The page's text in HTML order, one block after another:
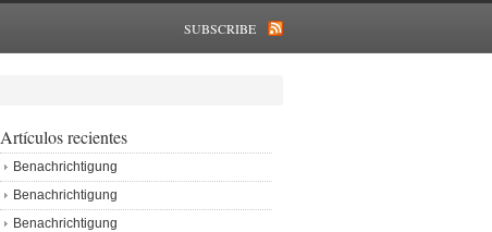
SUBSCRIBE
Artículos recientes
Benachrichtigung
Benachrichtigung
Benachrichtigung